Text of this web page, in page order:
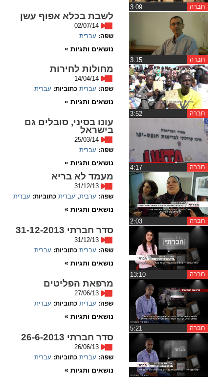
remove_circle_outline
Decrease font
add_circle_outline
Increase font
spellcheck
ניגודיות צבעים
ניגודיות כהה
format_underlined
קו תחתי לקישורים
font_download
cached
איפוס
ההגדרות
השארת
משוב
חברה
חברה
לשבת בכלא אפוף עשן
02/07/14
שפה: עברית
נושאים ותגיות »
חברה
מחולות לחירות
14/04/14
שפה: עברית כתוביות: עברית
נושאים ותגיות »
חברה
עונו בסיני, סובלים גם
בישראל
25/03/14
שפה: עברית
נושאים ותגיות »
חברה
מעמד לא בריא
31/12/13
שפה: ערבית, עברית כתוביות: עברית
נושאים ותגיות »
חברה
סדר חברתי 31-12-2013
31/12/13
שפה: עברית כתוביות: עברית
נושאים ותגיות »
חברה
מרפאת הפליטים
27/06/13
שפה: עברית כתוביות: עברית
נושאים ותגיות »
סדר חברתי 26-6-2013
26/06/13
שפה: עברית כתוביות: עברית
נושאים ותגיות »